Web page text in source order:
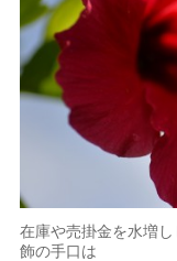
在庫や売掛金を水増
飾の手口は